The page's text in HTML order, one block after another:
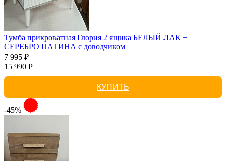
Тумба прикроватная Глория 2 ящика БЕЛЫЙ ЛАК +
СЕРЕБРО ПАТИНА с доводчиком
7 995 ₽
15 990 Р
КУПИТЬ
-45%